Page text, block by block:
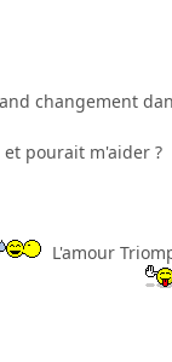
changement
pourait m'aider ?
L'amour